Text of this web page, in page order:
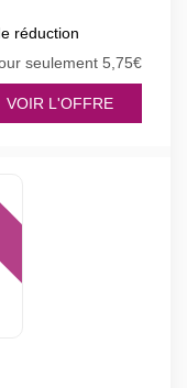
réduction
seulement 5,75€
VOIR L'OFFRE